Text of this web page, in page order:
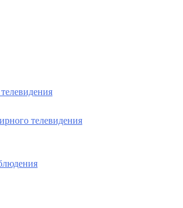
телевидения